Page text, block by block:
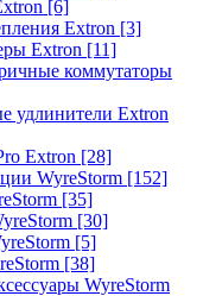
[6]
Extron [3]
Extron [11]
коммутаторы
удлинители Extron
Extron [28]
WyreStorm [152]
[35]
[30]
[5]
[38]
WyreStorm